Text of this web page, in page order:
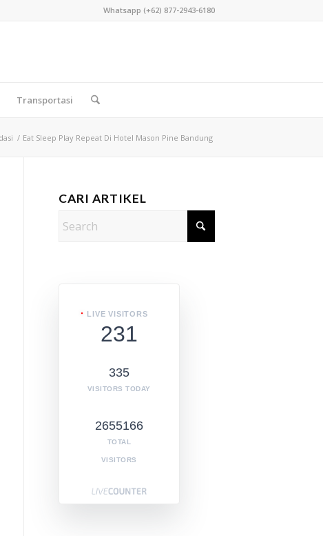
Whatsapp (+62) 877-2943-6180
Transportasi
/ Eat Sleep Play Repeat Di Hotel Mason Pine Bandung
CARI ARTIKEL
LIVE VISITORS
231
335
VISITORS TODAY
2655166
TOTAL
VISITORS